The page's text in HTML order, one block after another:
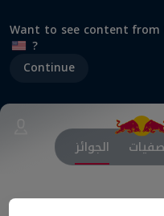
Want to see content
?
Continue
الجوائز